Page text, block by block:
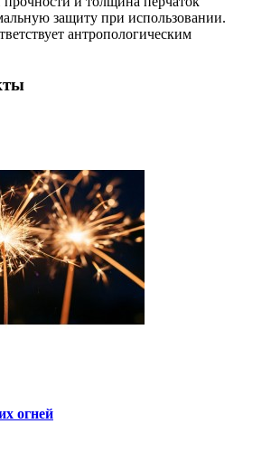
защиту при использовании.
антропологическим
огней